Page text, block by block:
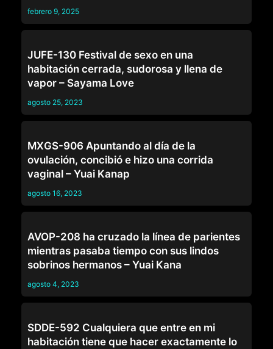
febrero 9, 2025
JUFE-130 Festival de sexo en una
habitación cerrada, sudorosa y llena de
vapor – Sayama Love
agosto 25, 2023
MXGS-906 Apuntando al día de la
ovulación, concibió e hizo una corrida
vaginal – Yuai Kanap
agosto 16, 2023
AVOP-208 ha cruzado la línea de parientes
mientras pasaba tiempo con sus lindos
sobrinos hermanos – Yuai Kana
agosto 4, 2023
SDDE-592 Cualquiera que entre en mi
habitación tiene que hacer exactamente lo